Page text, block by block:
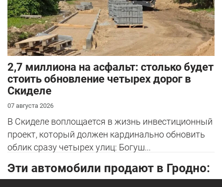
2,7 миллиона на асфальт: столько будет
стоить обновление четырех дорог в
Скиделе
07 августа 2026
В Скиделе воплощается в жизнь инвестиционный
проект, который должен кардинально обновить
облик сразу четырех улиц: Богуш...
Эти автомобили продают в Гродно: